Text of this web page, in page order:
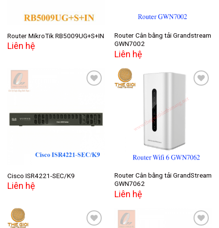
Router MikroTik RB5009UG+S+IN
Liên hệ
Router Cân bằng tải Grandstream
GWN7002
Liên hệ
wishlist
Cisco ISR4221-SEC/K9
Liên hệ
Router Cân bằng tải GrandStream
GWN7062
Liên hệ